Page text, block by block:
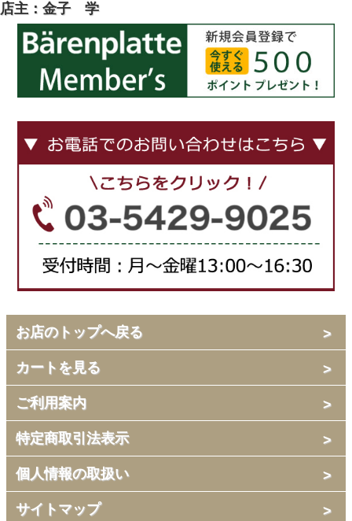
店主：金子 学
お店のトップへ戻る
カートを見る
ご利用案内
特定商取引法表示
個人情報の取扱い
サイトマップ